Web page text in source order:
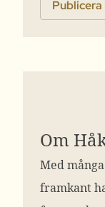
Om
Med
framkant